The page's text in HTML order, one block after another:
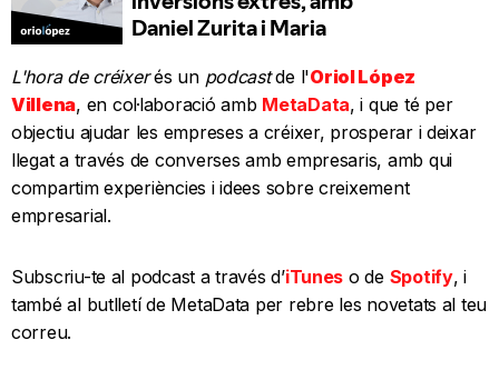
L'hora de créixerés un podcastde l'Oriol López
Villena, en col·laboració amb MetaData, i que té per
objectiu ajudar les empreses a créixer, prosperar i deixar
llegat a través de converses amb empresaris, amb qui
compartim experiències i idees sobre creixement
empresarial.
Subscriu-te al podcast a través d’iTunes o de Spotify, i
també al butlletí de MetaData per rebre les novetats al teu
correu.